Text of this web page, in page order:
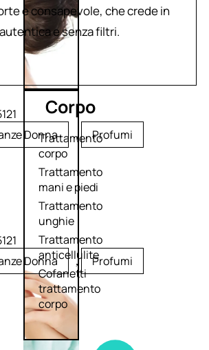
Corpo
Trattamento
corpo
Trattamento
mani e piedi
Trattamento
unghie
Trattamento
anticellulite
Cofanetti
trattamento
corpo
e consapevole, che crede in
e senza filtri.
Donna , Profumi
Donna , Profumi